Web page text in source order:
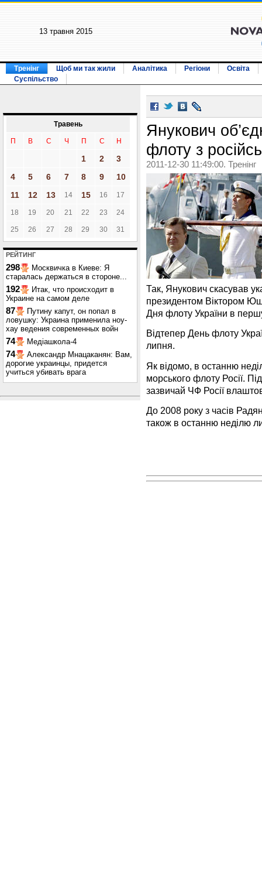
13 травня 2015
Тренінг Щоб ми так жили Аналітика Регіони
Освіта
Суспільство
Травень
П В С Ч П С Н
1 2
3
4
5 6 7 8 9
10
11
12 13 14 15 16 17
18 19 20 21 22 23 24
25 26 27 28 29 30 31
РЕЙТИНГ
298
Москвичка в Киеве: Я
старалась держаться в стороне...
192
Итак, что происходит в
Украине на самом деле
87
Путину капут, он попал в
ловушку: Украина применила ноу-
хау ведения современных войн
74 Медіашкола-4
74
Александр Мнацаканян: Вам,
дорогие украинцы, придется
учиться убивать врага
Янукович
флоту з
2011-12-30 11:49:00. Тренінг
Так, Янукович скасував
президентом Віктором
Дня флоту України в
Відтепер День флоту
липня.
Як відомо, в останню
морського флоту Росії.
зазвичай ЧФ Росії
До 2008 року з часів
також в останню неділю